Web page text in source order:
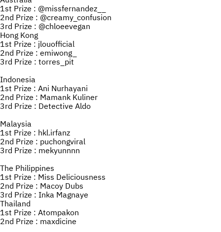
1st Prize : @missfernandez__
2nd Prize : @creamy_confusion
3rd Prize : @chloeevegan
Hong Kong
1st Prize : jlouofficial
2nd Prize : emiwong_
3rd Prize : torres_pit
Indonesia
1st Prize : Ani Nurhayani
2nd Prize : Mamank Kuliner
3rd Prize : Detective Aldo
Malaysia
1st Prize : hkl.irfanz
2nd Prize : puchongviral
3rd Prize : mekyunnnn
The Philippines
1st Prize : Miss Deliciousness
2nd Prize : Macoy Dubs
3rd Prize : Inka Magnaye
Thailand
1st Prize : Atompakon
2nd Prize : maxdicine